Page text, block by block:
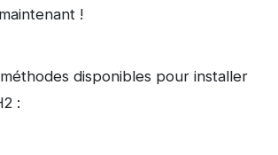
!
disponibles pour installer
: